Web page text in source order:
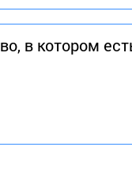
в котором